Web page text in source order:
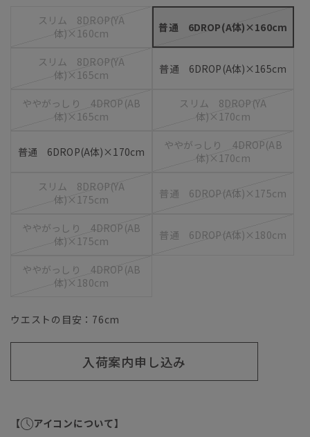
スリム 8DROP(YA
体)×160cm
普通 6DROP(A体)×160cm
スリム 8DROP(YA
体)×165cm
普通 6DROP(A体)×165cm
ややがっしり 4DROP(AB
体)×165cm
スリム 8DROP(YA
体)×170cm
普通 6DROP(A体)×170cm
ややがっしり 4DROP(AB
体)×170cm
スリム 8DROP(YA
体)×175cm
普通 6DROP(A体)×175cm
ややがっしり 4DROP(AB
体)×175cm
普通 6DROP(A体)×180cm
ややがっしり 4DROP(AB
体)×180cm
ウエストの目安： 76cm
入荷案内申し込み
【 アイコンについて】